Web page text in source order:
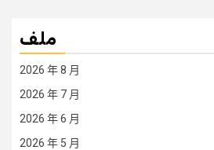
ملف
2026 年 8 月
2026 年 7 月
2026 年 6 月
2026 年 5 月